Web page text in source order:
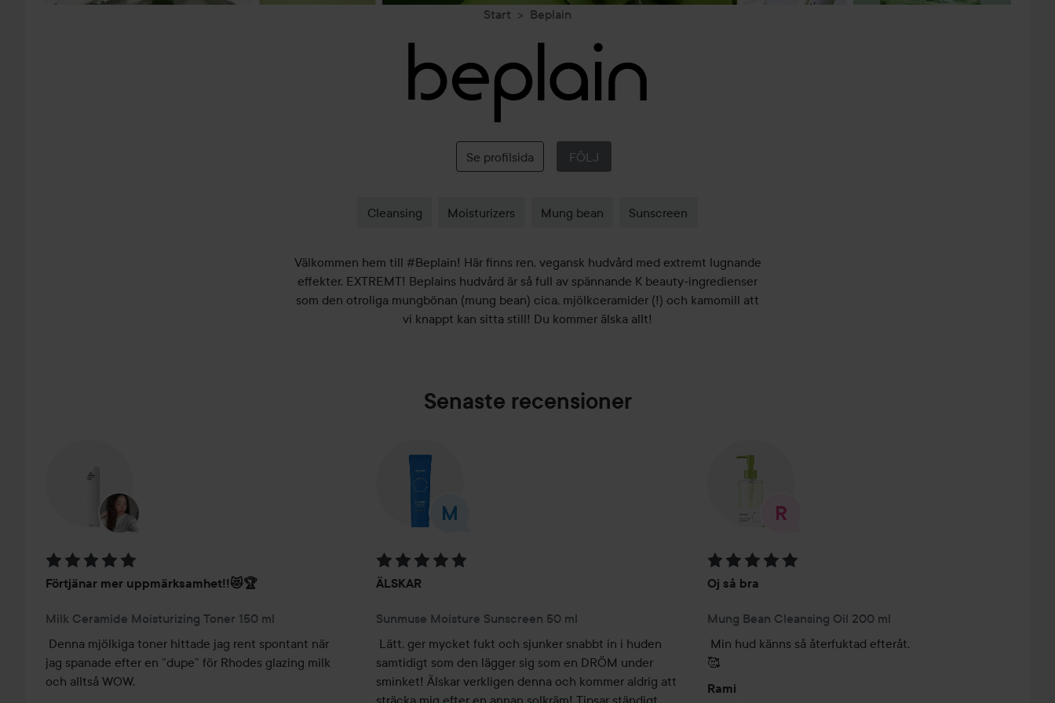
Start Beplain
Beplain
Se profilsida FÖLJ
Cleansing Moisturizers Mung bean Sunscreen
Välkommen hem till #Beplain! Här finns ren, vegansk hudvård med extremt lugnande
effekter. EXTREMT! Beplains hudvård är så full av spännande K beauty-ingredienser
som den otroliga mungbönan (mung bean) cica, mjölkceramider (!) och kamomill att
vi knappt kan sitta still! Du kommer älska allt!
Senaste recensioner
Betyg: 5 av 5
Förtjänar mer uppmärksamhet!!😻🏆
Milk Ceramide Moisturizing Toner 150 ml
Denna mjölkiga toner hittade jag rent spontant när
jag spanade efter en ”dupe” för Rhodes glazing milk
och alltså WOW.
Betyg: 5 av 5
ÄLSKAR
Sunmuse Moisture Sunscreen 50 ml
Lätt, ger mycket fukt och sjunker snabbt in i huden
samtidigt som den lägger sig som en DRÖM under
sminket! Älskar verkligen denna och kommer aldrig att
Betyg: 5 av 5
Oj så bra
Mung Bean Cleansing Oil 200 ml
Min hud känns så återfuktad efteråt.
🥰
Rami